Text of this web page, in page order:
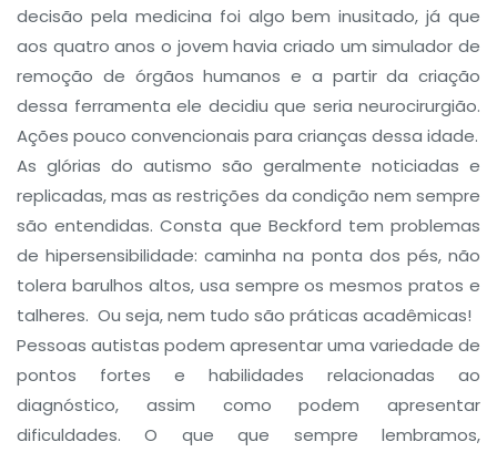
decisão pela medicina foi algo bem inusitado, já que
aos quatro anos o jovem havia criado um simulador de
remoção de órgãos humanos e a partir da criação
dessa ferramenta ele decidiu que seria neurocirurgião.
Ações pouco convencionais para crianças dessa idade.
As glórias do autismo são geralmente noticiadas e
replicadas, mas as restrições da condição nem sempre
são entendidas. Consta que Beckford tem problemas
de hipersensibilidade: caminha na ponta dos pés, não
tolera barulhos altos, usa sempre os mesmos pratos e
talheres. Ou seja, nem tudo são práticas acadêmicas!
Pessoas autistas podem apresentar uma variedade de
pontos fortes e habilidades relacionadas ao
diagnóstico, assim como podem apresentar
dificuldades. O que que sempre lembramos,